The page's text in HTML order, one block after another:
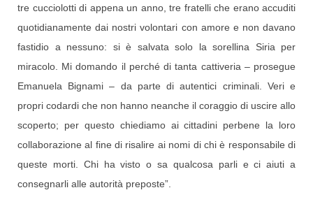
tre cucciolotti di appena un anno, tre fratelli che erano accuditi
quotidianamente dai nostri volontari con amore e non davano
fastidio a nessuno: si è salvata solo la sorellina Siria per
miracolo. Mi domando il perché di tanta cattiveria – prosegue
Emanuela Bignami – da parte di autentici criminali. Veri e
propri codardi che non hanno neanche il coraggio di uscire allo
scoperto; per questo chiediamo ai cittadini perbene la loro
collaborazione al fine di risalire ai nomi di chi è responsabile di
queste morti. Chi ha visto o sa qualcosa parli e ci aiuti a
consegnarli alle autorità preposte”.